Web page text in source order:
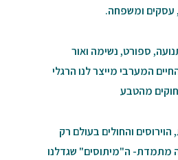
עסקים ומשפחה.
ספורט, נשימה ואור
המערבי מייצר לנו הרגלי
מהטבע
והחולים בעולם רק
מתמדת- ה"מיתוסים" שגדלנו